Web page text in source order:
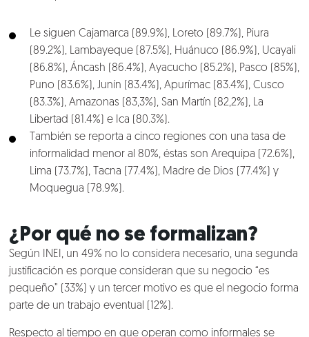
Le siguen Cajamarca (89.9%), Loreto (89.7%), Piura
(89.2%), Lambayeque (87.5%), Huánuco (86.9%), Ucayali
(86.8%), Áncash (86.4%), Ayacucho (85.2%), Pasco (85%),
Puno (83.6%), Junín (83.4%), Apurímac (83.4%), Cusco
(83.3%), Amazonas (83,3%), San Martín (82,2%), La
Libertad (81.4%) e Ica (80.3%).
También se reporta a cinco regiones con una tasa de
informalidad menor al 80%, éstas son Arequipa (72.6%),
Lima (73.7%), Tacna (77.4%), Madre de Dios (77.4%) y
Moquegua (78.9%).
¿Por qué no se formalizan?
Según INEI, un 49% no lo considera necesario, una segunda
justificación es porque consideran que su negocio “es
pequeño” (33%) y un tercer motivo es que el negocio forma
parte de un trabajo eventual (12%).
Respecto al tiempo en que operan como informales se